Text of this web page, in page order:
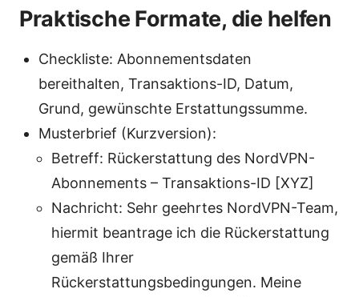
Praktische Formate, die helfen
Checkliste: Abonnementsdaten
bereithalten, Transaktions-ID, Datum,
Grund, gewünschte Erstattungssumme.
Musterbrief (Kurzversion):
Betreff: Rückerstattung des NordVPN-
Abonnements – Transaktions-ID [XYZ]
Nachricht: Sehr geehrtes NordVPN-Team,
hiermit beantrage ich die Rückerstattung
gemäß Ihrer
Rückerstattungsbedingungen. Meine